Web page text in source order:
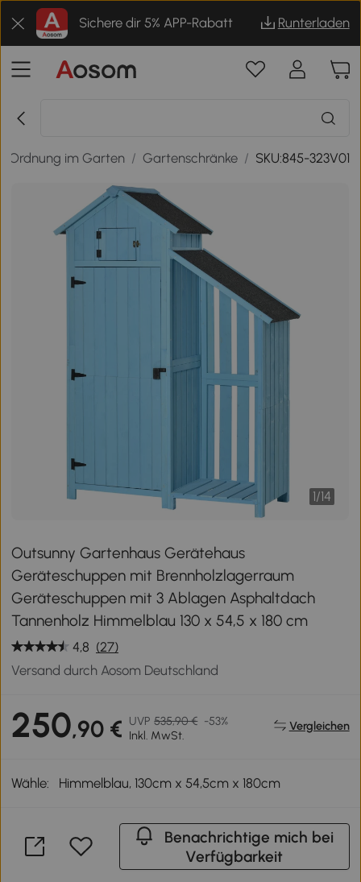
Sichere dir 5% APP-Rabatt Runterladen
Ordnung im Garten / Gartenschränke / SKU:845-323V01
1/14
Outsunny Gartenhaus Gerätehaus
Geräteschuppen mit Brennholzlagerraum
Geräteschuppen mit 3 Ablagen Asphaltdach
Tannenholz Himmelblau 130 x 54,5 x 180 cm
4,8 (27)
Versand durch Aosom Deutschland
250,90 € UVP 535,90 € -53%
Inkl. MwSt.
Vergleichen
Wähle: Himmelblau, 130cm x 54,5cm x 180cm
Benachrichtige mich bei
Verfügbarkeit